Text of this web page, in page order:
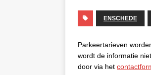
ENSCHEDE
Parkeertarieven
wordt de informatie
door via het